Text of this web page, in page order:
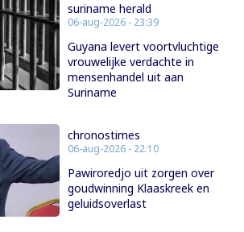
suriname herald
06-aug-2026 - 23:39
Guyana levert voortvluchtige
vrouwelijke verdachte in
mensenhandel uit aan
Suriname
chronostimes
06-aug-2026 - 22:10
Pawiroredjo uit zorgen over
goudwinning Klaaskreek en
geluidsoverlast